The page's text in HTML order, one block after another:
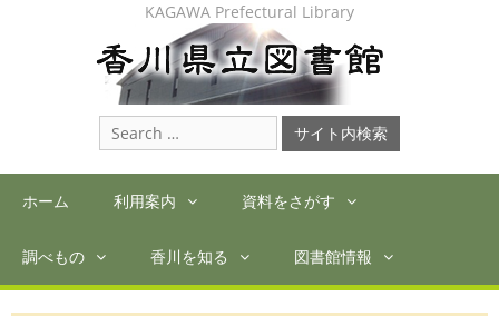
KAGAWA Prefectural Library
Search
for:
ホーム 利用案内 資料をさがす
調べもの 香川を知る 図書館情報